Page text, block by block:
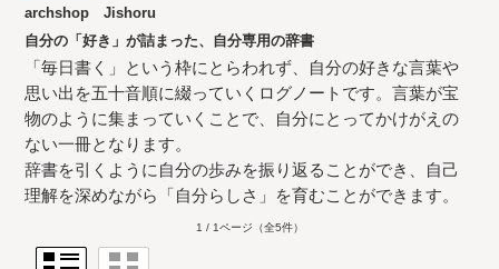
archshop Jishoru
自分の「好き」が詰まった、自分専用の辞書
「毎日書く」という枠にとらわれず、自分の好きな言葉や
思い出を五十音順に綴っていくログノートです。言葉が宝
物のように集まっていくことで、自分にとってかけがえの
ない一冊となります。
辞書を引くように自分の歩みを振り返ることができ、自己
理解を深めながら「自分らしさ」を育むことができます。
1 / 1ページ （全5件）